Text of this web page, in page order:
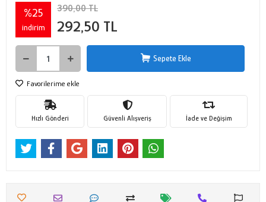
%25
indirim
390,00 TL
292,50 TL
Sepete Ekle
Favorilerime ekle
Hızlı Gönderi Güvenli Alışveriş İade ve Değişim